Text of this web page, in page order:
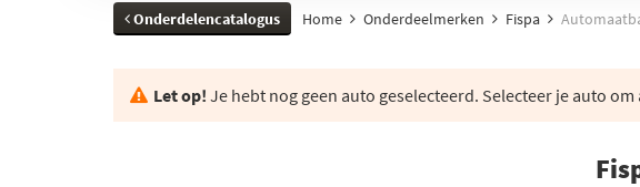
Onderdelencatalogus Home Onderdeelmerken Fispa
Let op! Je hebt nog geen auto geselecteerd. Selecteer je auto